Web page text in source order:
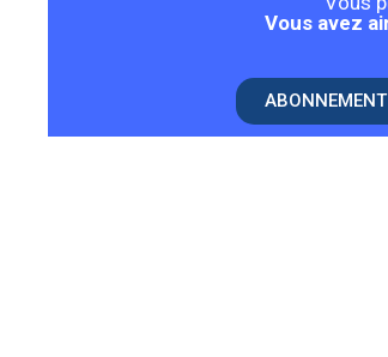
Vous avez
ABONNEMENT